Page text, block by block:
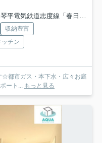
電気鉄道志度線「春日川」駅 徒歩19分
収納豊富
ッチン
☆都市ガス・本下水・広々お庭
ート... もっと見る